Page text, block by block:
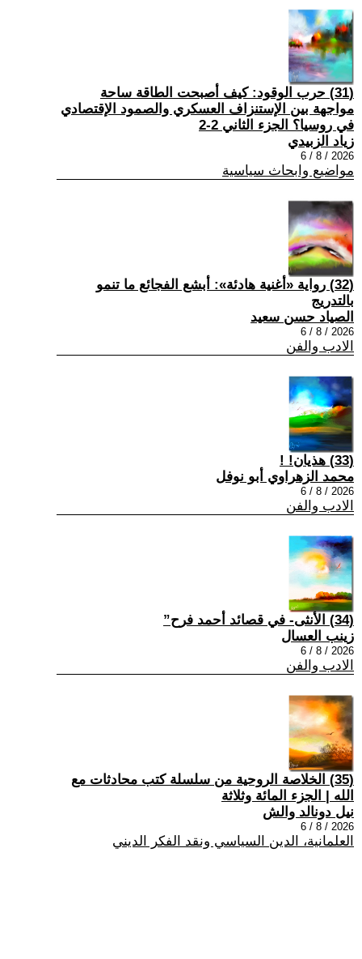
(31) حرب الوقود: كيف أصبحت الطاقة ساحة
مواجهة بين الإستنزاف العسكري والصمود الإقتصادي
في روسيا؟ الجزء الثاني 2-2
زياد الزبيدي
2026 / 8 / 6
مواضيع وابحاث سياسية
(32) رواية «أغنية هادئة»: أبشع الفجائع ما تنمو
بالتدريج
الصياد حسن سعيد
2026 / 8 / 6
الادب والفن
(33) هذيان! !
محمد الزهراوي أبو نوفل
2026 / 8 / 6
الادب والفن
(34) الأنثى- في قصائد أحمد فرح”
زينب العسال
2026 / 8 / 6
الادب والفن
(35) الخلاصة الروحية من سلسلة كتب محادثات مع
الله | الجزء المائة وثلاثة
نيل دونالد والش
2026 / 8 / 6
العلمانية، الدين السياسي ونقد الفكر الديني